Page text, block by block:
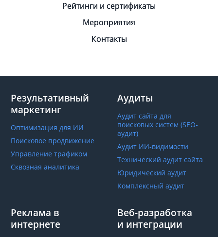
Рейтинги и сертификаты
Мероприятия
Контакты
Результативный
маркетинг
Оптимизация для ИИ
Поисковое продвижение
Управление трафиком
Сквозная аналитика
Аудиты
Аудит сайта для
поисковых систем (SEO-
аудит)
Аудит ИИ-видимости
Технический аудит сайта
Юридический аудит
Комплексный аудит
Реклама в
интернете
Веб-разработка
и интеграции